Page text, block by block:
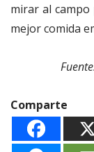
mirar al
mejor comida
Comparte